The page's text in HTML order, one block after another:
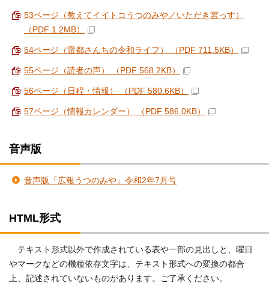
53ページ（教えてイイトコうつのみや／いただき宮っす）
（PDF 1.2MB）
54ページ（雷都さんちの令和ライフ） （PDF 711.5KB）
55ページ（読者の声） （PDF 568.2KB）
56ページ（日程・情報） （PDF 580.6KB）
57ページ（情報カレンダー） （PDF 586.0KB）
音声版
音声版「広報うつのみや」令和2年7月号
HTML形式
テキスト形式以外で作成されている表や一部の見出しと、曜日
やマークなどの機種依存文字は、テキスト形式への変換の都合
上、記述されていないものがあります。ご了承ください。